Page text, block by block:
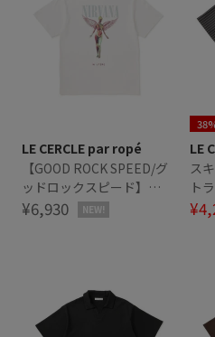
LE CERCLE par ropé
【GOOD ROCK SPEED/グ
ッドロックスピード】
NIRVANA エンジェルアイ
¥6,930 NEW!
LE
ス
ト